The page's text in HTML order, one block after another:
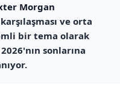
Morgan
ve orta
bir tema olarak
sonlarına